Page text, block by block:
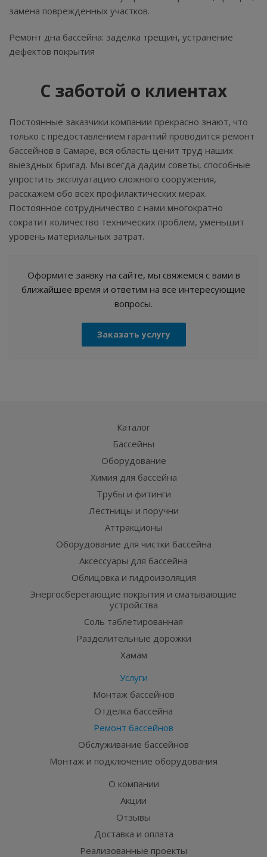
замена поврежденных участков.
Ремонт дна бассейна: заделка трещин, устранение
дефектов покрытия
С заботой о клиентах
Постоянные заказчики компании прекрасно знают, что
только с предоставлением гарантий проводится ремонт
бассейнов в Самаре, вся область ценит труд наших
выездных бригад. Мы всегда дадим советы, способные
упростить эксплуатацию сложного сооружения,
расскажем обо всех профилактических мерах.
Постоянное сотрудничество с нами многократно
сократит количество технических проблем, уменьшит
уровень материальных затрат.
Оформите заявку на сайте, мы свяжемся с вами в
ближайшее время и ответим на все интересующие
вопросы.
Заказать услугу
Каталог
Бассейны
Оборудование
Химия для бассейна
Трубы и фитинги
Лестницы и поручни
Аттракционы
Оборудование для чистки бассейна
Аксессуары для бассейна
Облицовка и гидроизоляция
Энергосберегающие покрытия и сматывающие
устройства
Соль таблетированная
Разделительные дорожки
Хамам
Услуги
Монтаж бассейнов
Отделка бассейна
Ремонт бассейнов
Обслуживание бассейнов
Монтаж и подключение оборудования
О компании
Акции
Отзывы
Доставка и оплата
Реализованные проекты